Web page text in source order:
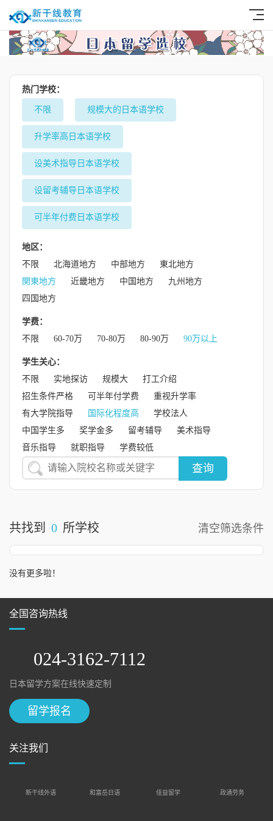
热门学校：
不限 规模大的日本语学校
升学率高日本语学校
设美术指导日本语学校
设留考辅导日本语学校
可半年付费日本语学校
地区：
不限
北海道地方 中部地方
東北地方
関東地方
近畿地方 中国地方
九州地方
四国地方
学费：
不限
60-70万 70-80万 80-90万 90万以上
学生关心：
不限
实地探访 规模大
打工介绍
招生条件严格
可半年付学费
重视升学率
有大学院指导
国际化程度高
学校法人
中国学生多
奖学金多 留考辅导
美术指导
音乐指导
就职指导 学费较低
查询
共找到 0 所学校 清空筛选条件
没有更多啦！
全国咨询热线
024-3162-7112
日本留学方案在线快速定制
留学报名
关注我们
新干线外语 和富岳日语 佳益留学 政通劳务